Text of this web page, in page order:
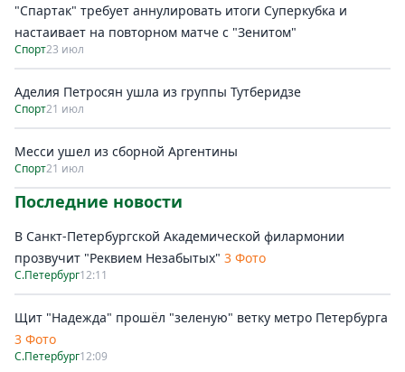
"Спартак" требует аннулировать итоги Суперкубка и
настаивает на повторном матче с "Зенитом"
Спорт23 июл
Аделия Петросян ушла из группы Тутберидзе
Спорт21 июл
Месси ушел из сборной Аргентины
Спорт21 июл
Последние новости
В Санкт-Петербургской Академической филармонии
прозвучит "Реквием Незабытых" 3 Фото
С.Петербург12:11
Щит "Надежда" прошёл "зеленую" ветку метро Петербурга
3 Фото
С.Петербург12:09